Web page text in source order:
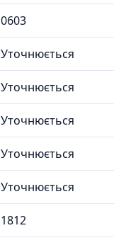
0603
Уточнюється
Уточнюється
Уточнюється
Уточнюється
Уточнюється
1812